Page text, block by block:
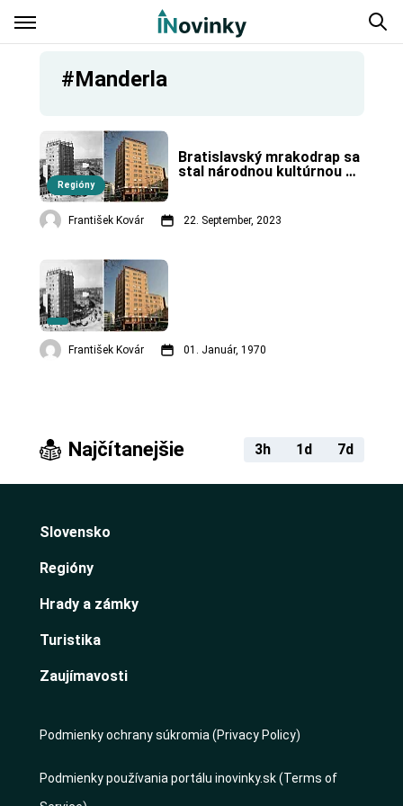
#Manderla
Regióny
Bratislavský mrakodrap sa
stal národnou kultúrnou
František Kovár 22. September, 2023
František Kovár 01. Január, 1970
Najčítanejšie 3h 1d 7d
Slovensko
Regióny
Hrady a zámky
Turistika
Zaujímavosti
Podmienky ochrany súkromia (Privacy Policy)
Podmienky používania portálu inovinky.sk (Terms of